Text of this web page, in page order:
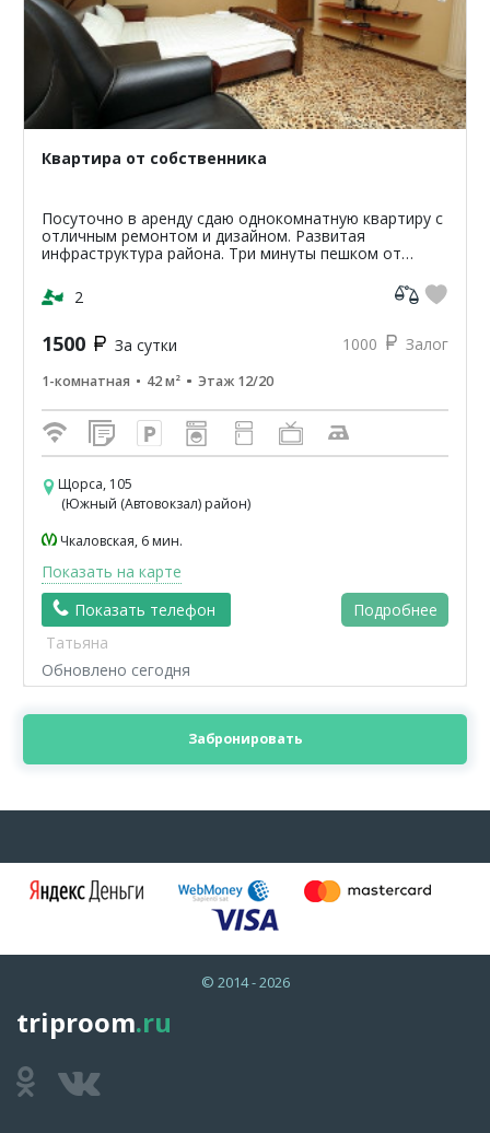
Квартира от собственника
Посуточно в аренду сдаю однокомнатную квартиру с
отличным ремонтом и дизайном. Развитая
инфраструктура района. Три минуты пешком от
Тихий район. Обору...
2
1500 За сутки 1000 Залог
1-комнатная 42 м² Этаж 12/20
Щорса, 105
(Южный (Автовокзал) район)
Чкаловская, 6 мин.
Показать на карте
Показать телефон
Подробнее
Татьяна
Обновлено сегодня
Забронировать
© 2014 - 2026
triproom.ru